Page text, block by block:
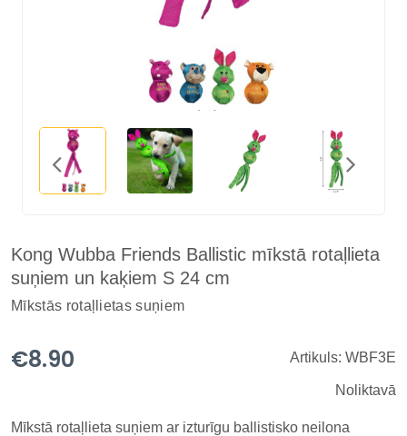
Kong Wubba Friends Ballistic mīkstā rotaļlieta
suņiem un kaķiem S 24 cm
Mīkstās rotaļlietas suņiem
€8.90 Artikuls: WBF3E
Noliktavā
Mīkstā rotaļlieta suņiem ar izturīgu ballistisko neilona